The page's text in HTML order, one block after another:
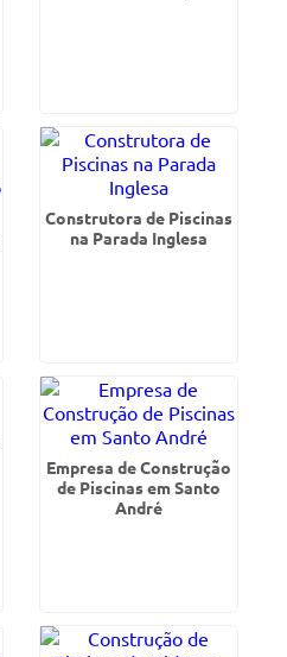
Construtora de Piscinas
na Parada Inglesa
Empresa de Construção
de Piscinas em Santo
André